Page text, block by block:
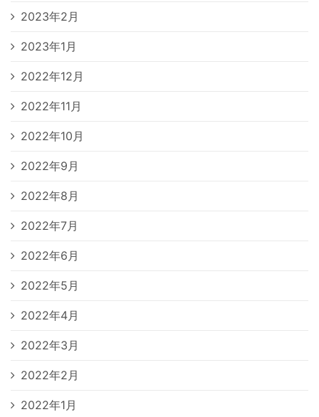
2023年2月
2023年1月
2022年12月
2022年11月
2022年10月
2022年9月
2022年8月
2022年7月
2022年6月
2022年5月
2022年4月
2022年3月
2022年2月
2022年1月